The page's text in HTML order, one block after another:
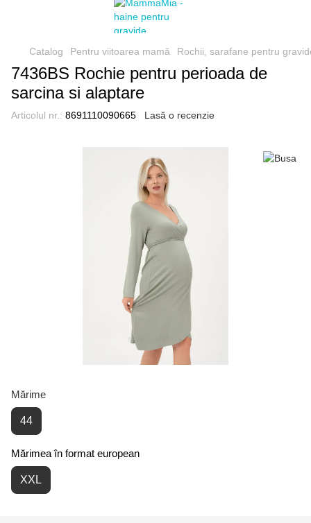
Catalog Pentru viitoarea mamă Rochii, sarafane pentru
7436BS Rochie pentru perioada de
sarcina si alaptare
Articolul nr.: 8691110090665 Lasă o recenzie
Mărime
44
Mărimea în format european
XXL